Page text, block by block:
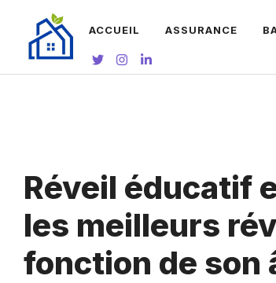
contenu
ACCUEIL ASSURANCE
Réveil éducatif
les meilleurs
fonction de son